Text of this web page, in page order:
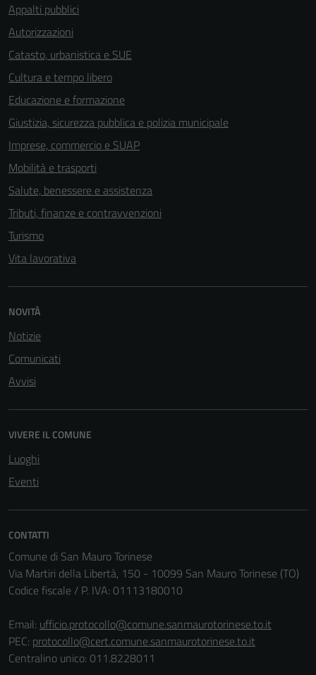
Appalti pubblici
Autorizzazioni
Catasto, urbanistica e SUE
Cultura e tempo libero
Educazione e formazione
Giustizia, sicurezza pubblica e polizia municipale
Imprese, commercio e SUAP
Mobilità e trasporti
Salute, benessere e assistenza
Tributi, finanze e contravvenzioni
Turismo
Vita lavorativa
NOVITÀ
Notizie
Comunicati
Avvisi
VIVERE IL COMUNE
Luoghi
Eventi
CONTATTI
Comune di San Mauro Torinese
Via Martiri della Libertà, 150 - 10099 San Mauro Torinese (TO)
Codice fiscale / P. IVA: 01113180010
Email: ufficio.protocollo@comune.sanmaurotorinese.to.it
PEC: protocollo@cert.comune.sanmaurotorinese.to.it
Centralino unico: 011.8228011